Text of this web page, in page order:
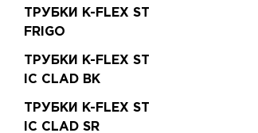
ТРУБКИ K-FLEX ST
FRIGO
ТРУБКИ K-FLEX ST
IC CLAD BK
ТРУБКИ K-FLEX ST
IC CLAD SR